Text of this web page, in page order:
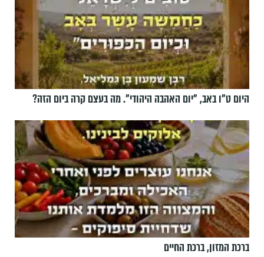
היום ט"ו באב, ”יום האהבה היהודי". מה בעצם קרה ביום הזה?
ברכת המזון, ברכת החיים